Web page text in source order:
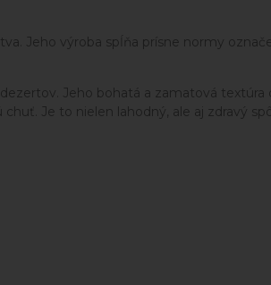
Jeho výroba spĺňa prísne normy
Jeho bohatá a zamatová textúra
Je to nielen lahodný, ale aj zdravý